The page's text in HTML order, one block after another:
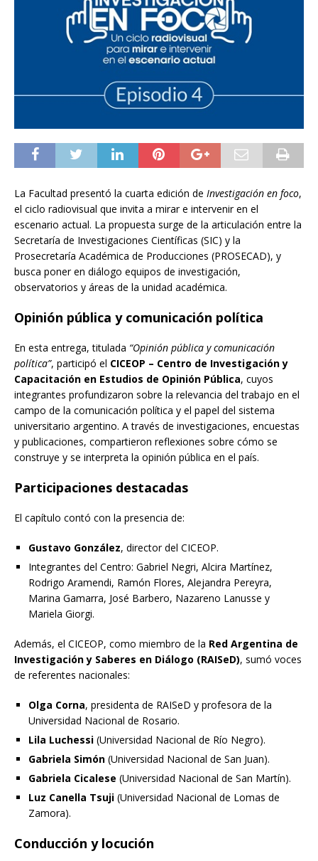
La Facultad presentó la cuarta edición de Investigación en foco,
el ciclo radiovisual que invita a mirar e intervenir en el
escenario actual. La propuesta surge de la articulación entre la
Secretaría de Investigaciones Científicas (SIC) y la
Prosecretaría Académica de Producciones (PROSECAD), y
busca poner en diálogo equipos de investigación,
observatorios y áreas de la unidad académica.
Opinión pública y comunicación política
En esta entrega, titulada “Opinión pública y comunicación
política”, participó el CICEOP – Centro de Investigación y
Capacitación en Estudios de Opinión Pública, cuyos
integrantes profundizaron sobre la relevancia del trabajo en el
campo de la comunicación política y el papel del sistema
universitario argentino. A través de investigaciones, encuestas
y publicaciones, compartieron reflexiones sobre cómo se
construye y se interpreta la opinión pública en el país.
Participaciones destacadas
El capítulo contó con la presencia de:
Gustavo González, director del CICEOP.
Integrantes del Centro: Gabriel Negri, Alcira Martínez,
Rodrigo Aramendi, Ramón Flores, Alejandra Pereyra,
Marina Gamarra, José Barbero, Nazareno Lanusse y
Mariela Giorgi.
Además, el CICEOP, como miembro de la Red Argentina de
Investigación y Saberes en Diálogo (RAISeD), sumó voces
de referentes nacionales:
Olga Corna, presidenta de RAISeD y profesora de la
Universidad Nacional de Rosario.
Lila Luchessi (Universidad Nacional de Río Negro).
Gabriela Simón (Universidad Nacional de San Juan).
Gabriela Cicalese (Universidad Nacional de San Martín).
Luz Canella Tsuji (Universidad Nacional de Lomas de
Zamora).
Conducción y locución